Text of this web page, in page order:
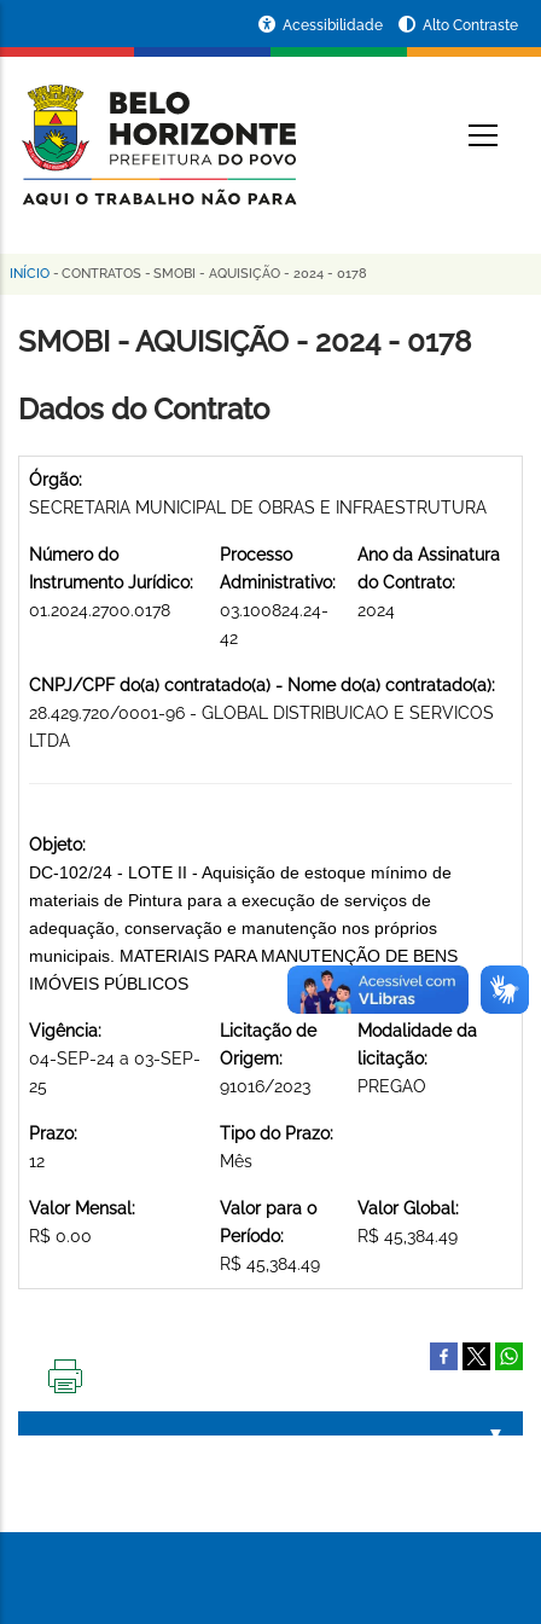
conteúdo
principal
da
Prefeitura
de
Horizonte
Acessibilidade Alto Contraste
Trilha
de
INÍCIO - CONTRATOS - SMOBI - AQUISIÇÃO - 2024 - 0178
SMOBI - AQUISIÇÃO - 2024 - 0178
Dados do Contrato
Órgão:
SECRETARIA MUNICIPAL DE OBRAS E INFRAESTRUTURA
Número do
Instrumento Jurídico:
01.2024.2700.0178
Processo
Administrativo:
03.100824.24-
42
Ano da Assinatura
do Contrato:
2024
CNPJ/CPF do(a) contratado(a) - Nome do(a) contratado(a):
28.429.720/0001-96 - GLOBAL DISTRIBUICAO E SERVICOS
LTDA
Objeto:
DC-102/24 - LOTE II - Aquisição de estoque mínimo de
materiais de Pintura para a execução de serviços de
adequação, conservação e manutenção nos próprios
municipais. MATERIAIS PARA MANUTENÇÃO DE BENS
IMÓVEIS PÚBLICOS
Vigência:
04-SEP-24 a 03-SEP-
25
Licitação de
Origem:
91016/2023
Modalidade da
licitação:
PREGAO
Prazo:
12
Tipo do Prazo:
Mês
Valor Mensal:
R$ 0.00
Valor para o
Período:
R$ 45,384.49
Valor Global:
R$ 45,384.49
PÁGINA